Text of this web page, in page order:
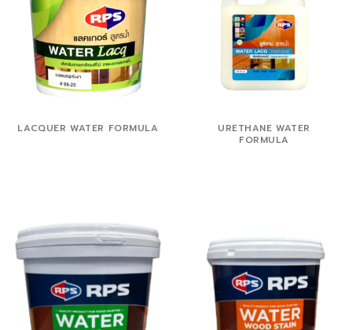
LACQUER WATER FORMULA
URETHANE WATER
FORMULA